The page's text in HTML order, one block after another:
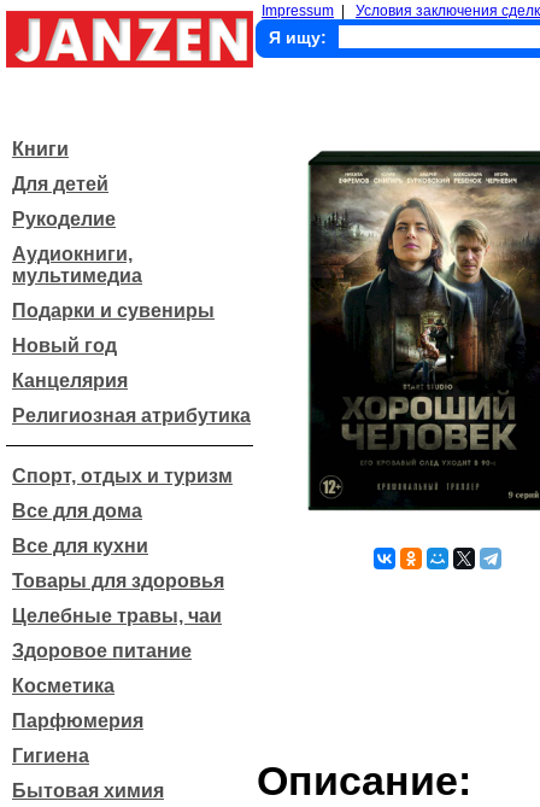
Impressum Условия заключения
Я ищу:
Книги
Для детей
Рукоделие
Аудиокниги,
мультимедиа
Подарки и сувениры
Новый год
Канцелярия
Религиозная атрибутика
Спорт, отдых и туризм
Все для дома
Все для кухни
Товары для здоровья
Целебные травы, чаи
Здоровое питание
Косметика
Парфюмерия
Гигиена
Бытовая химия
Описание: